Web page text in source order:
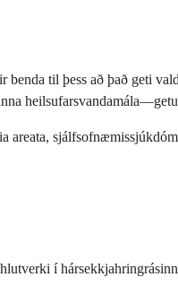
til þess að það geti
areata,
í